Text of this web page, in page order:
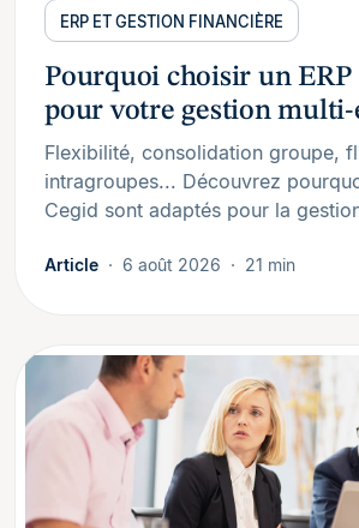
ERP ET GESTION FINANCIÈRE
Pourquoi choisir un ERP
pour votre gestion multi-
Flexibilité, consolidation groupe,
intragroupes... Découvrez
Cegid sont adaptés pour la
Article 6 août 2026 21 min